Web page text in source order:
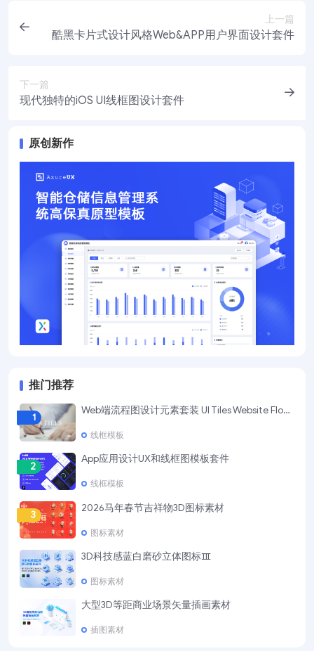
上一篇
酷黑卡片式设计风格Web&APP用户界面设计套件
下一篇
现代独特的iOS UI线框图设计套件
原创新作
推门推荐
1
Web端流程图设计元素套装 UI Tiles Website Flowcharts
线框模板
2
App应用设计UX和线框图模板套件
线框模板
3
2026马年春节吉祥物3D图标素材
图标素材
4
3D科技感蓝白磨砂立体图标Ⅲ
图标素材
5
大型3D等距商业场景矢量插画素材
插图素材